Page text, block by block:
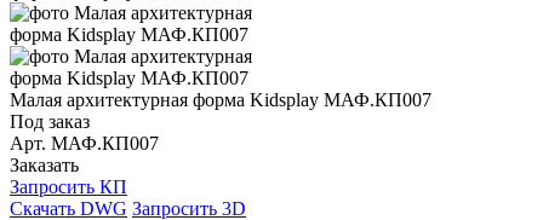
Малая архитектурная форма Kidsplay МАФ.КП007
Под заказ
Арт. МАФ.КП007
Заказать
Запросить КП
Скачать DWG Запросить 3D